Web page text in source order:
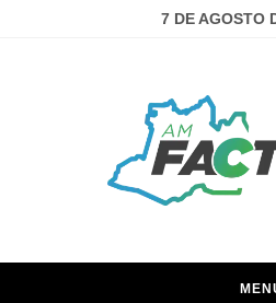
7 DE AGOSTO